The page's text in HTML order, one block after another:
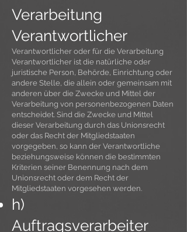
Verarbeitung
Verantwortlicher
Verantwortlicher oder für die Verarbeitung
Verantwortlicher ist die natürliche oder
juristische Person, Behörde, Einrichtung oder
andere Stelle, die allein oder gemeinsam mit
anderen über die Zwecke und Mittel der
Verarbeitung von personenbezogenen Daten
entscheidet. Sind die Zwecke und Mittel
dieser Verarbeitung durch das Unionsrecht
oder das Recht der Mitgliedstaaten
vorgegeben, so kann der Verantwortliche
beziehungsweise können die bestimmten
Kriterien seiner Benennung nach dem
Unionsrecht oder dem Recht der
Mitgliedstaaten vorgesehen werden.
h)
Auftragsverarbeiter